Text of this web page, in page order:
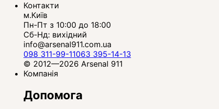
Контакти
м.Київ
Пн-Пт з 10:00 до 18:00
Сб-Нд: вихідний
info@arsenal911.com.ua
098 311-99-11063 395-14-13
© 2012—2026 Arsenal 911
Компанія
Допомога